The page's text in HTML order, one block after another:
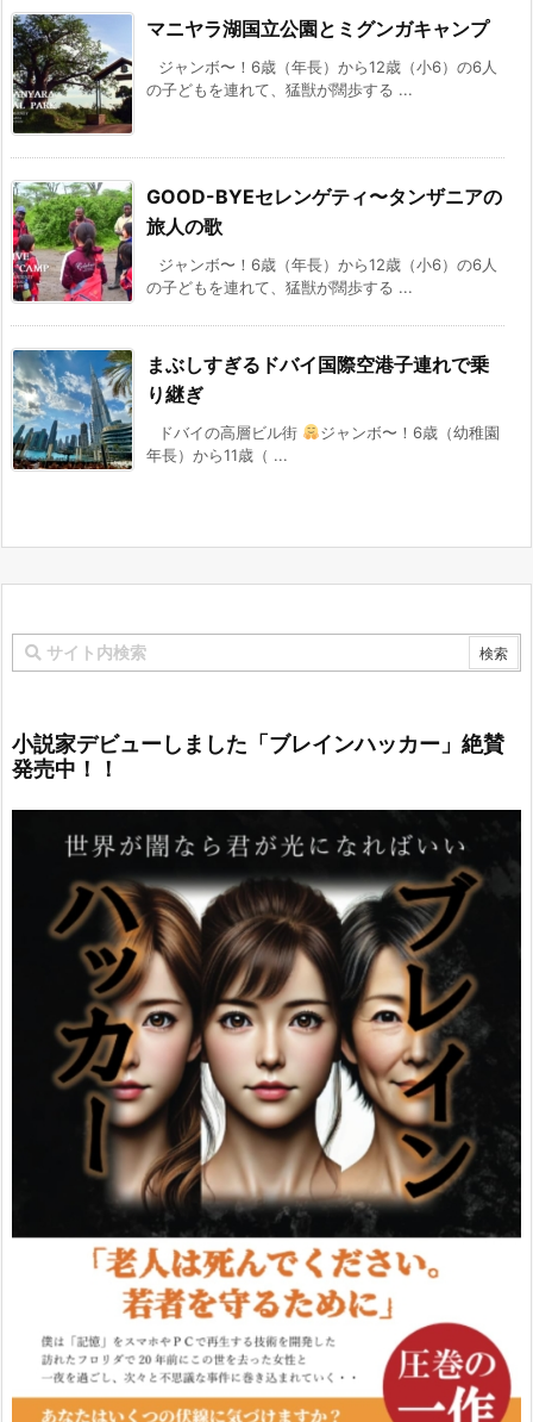
マニヤラ湖国立公園とミグンガキャンプ
ジャンボ〜！6歳（年長）から12歳（小6）の6人
の子どもを連れて、猛獣が闊歩する ...
GOOD-BYEセレンゲティ〜タンザニアの
旅人の歌
ジャンボ〜！6歳（年長）から12歳（小6）の6人
の子どもを連れて、猛獣が闊歩する ...
まぶしすぎるドバイ国際空港子連れで乗
り継ぎ
ドバイの高層ビル街
ジャンボ〜！6歳（幼稚園
年長）から11歳（ ...
小説家デビューしました「ブレインハッカー」絶賛
発売中！！